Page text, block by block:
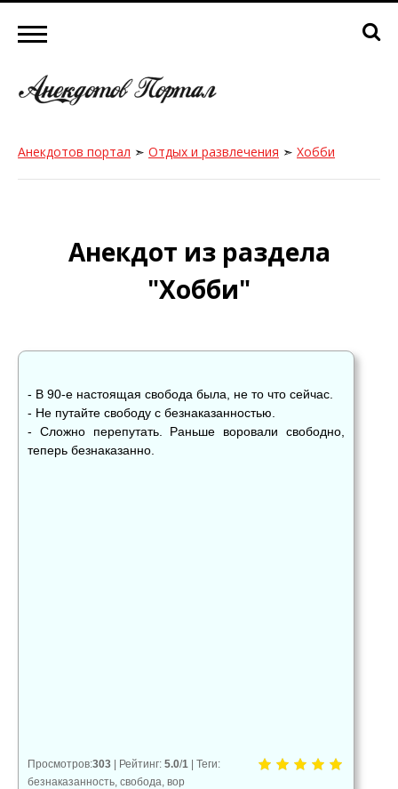
Анекдотов портал ➣ Отдых и развлечения ➣ Хобби
Анекдот из раздела
"Хобби"
- В 90-е настоящая свобода была, не то что сейчас.
- Не путайте свободу с безнаказанностью.
- Сложно перепутать. Раньше воровали свободно,
теперь безнаказанно.
Просмотров:303 | Рейтинг: 5.0/1 | Теги:
безнаказанность свобода вор